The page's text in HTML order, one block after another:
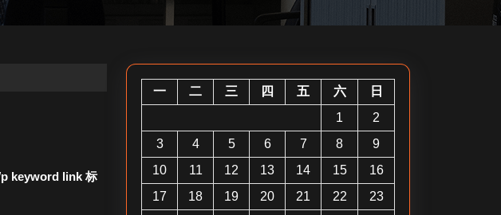
keyword link 标
一 二 三 四 五 六
日
1
2
3
4 5 6 7 8
9
10
11 12 13 14 15
16
17
18 19 20 21 22
23